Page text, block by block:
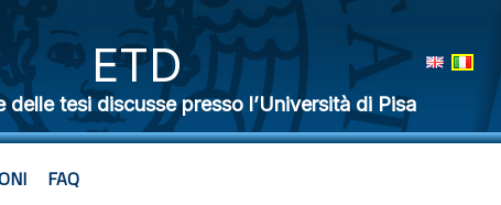
ETD
delle tesi discusse presso l’Università di Pisa
FAQ